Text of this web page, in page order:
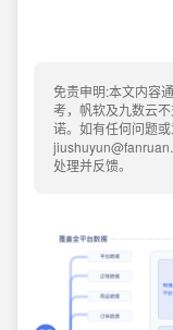
免责申明:本文内容
考，帆软及九数云
诺。如有任何问题
处理并反馈。